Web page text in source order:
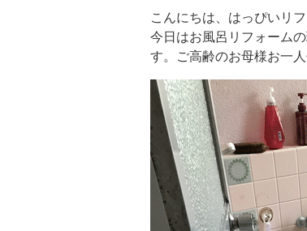
こんにちは、はっぴいリ
今日はお風呂リフォーム
す。ご高齢のお母様お一